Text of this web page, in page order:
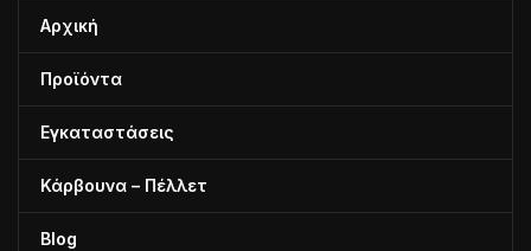
Αρχική
Προϊόντα
Εγκαταστάσεις
Κάρβουνα – Πέλλετ
Blog